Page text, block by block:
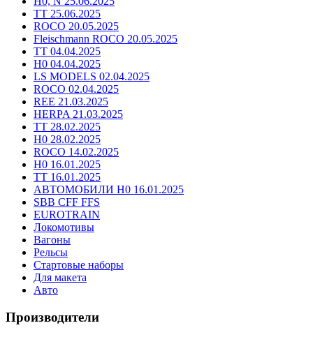
TT 25.06.2025
ROCO 20.05.2025
Fleischmann ROCO 20.05.2025
TT 04.04.2025
H0 04.04.2025
LS MODELS 02.04.2025
ROCO 02.04.2025
REE 21.03.2025
HERPA 21.03.2025
TT 28.02.2025
H0 28.02.2025
ROCO 14.02.2025
H0 16.01.2025
TT 16.01.2025
АВТОМОБИЛИ H0 16.01.2025
SBB CFF FFS
EUROTRAIN
Локомотивы
Вагоны
Рельсы
Стартовые наборы
Для макета
Авто
Производители